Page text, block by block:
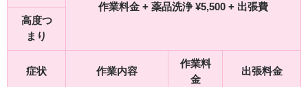
作業料金 + 薬品洗浄 ¥5,500 + 出張費
高度つ
まり
症状 作業内容
作業料
金
出張料金